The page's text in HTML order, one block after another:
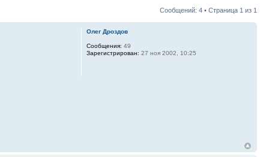
Сообщений: 4 • Страница 1 из 1
Олег Дроздов
Сообщения: 49
Зарегистрирован: 27 ноя 2002, 10:25